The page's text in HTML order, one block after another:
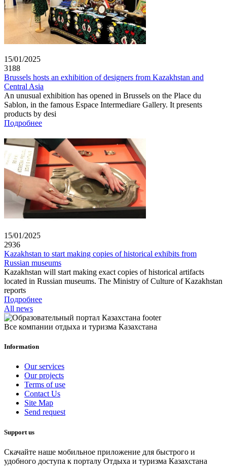
15/01/2025
3188
Brussels hosts an exhibition of designers from Kazakhstan and
Central Asia
An unusual exhibition has opened in Brussels on the Place du
Sablon, in the famous Espace Intermediare Gallery. It presents
products by desi
Подробнее
15/01/2025
2936
Kazakhstan to start making copies of historical exhibits from
Russian museums
Kazakhstan will start making exact copies of historical artifacts
located in Russian museums. The Ministry of Culture of Kazakhstan
reports
Подробнее
All news
Все компании отдыха и туризма Казахстана
Information
Our services
Our projects
Terms of use
Contact Us
Site Map
Send request
Support us
Скачайте наше мобильное приложение для быстрого и
удобного доступа к порталу Отдыха и туризма Казахстана